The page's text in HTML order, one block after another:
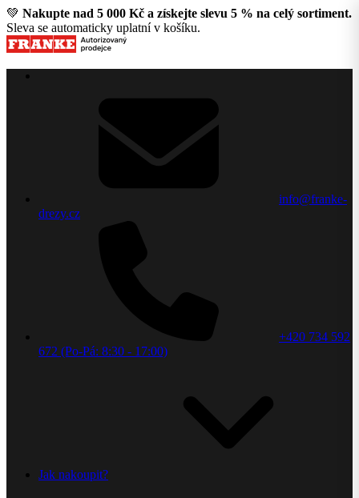
💚 Nakupte nad 5 000 Kč a získejte slevu 5 % na celý sortiment.
Sleva se automaticky uplatní v košíku.
info@franke-
drezy.cz
+420 734 592
672 (Po-Pá: 8:30 - 17:00)
Jak nakoupit?